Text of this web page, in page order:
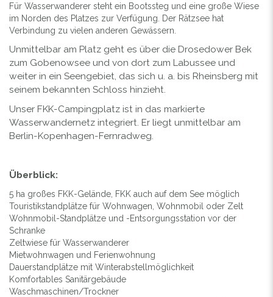
Für Wasserwanderer steht ein Bootssteg und eine große Wiese
im Norden des Platzes zur Verfügung. Der Rätzsee hat
Verbindung zu vielen anderen Gewässern.
Unmittelbar am Platz geht es über die Drosedower Bek
zum Gobenowsee und von dort zum Labussee und
weiter in ein Seengebiet, das sich u. a. bis Rheinsberg mit
seinem bekannten Schloss hinzieht.
Unser FKK-Campingplatz ist in das markierte
Wasserwandernetz integriert. Er liegt unmittelbar am
Berlin-Kopenhagen-Fernradweg.
Überblick:
5 ha großes FKK-Gelände, FKK auch auf dem See möglich
Touristikstandplätze für Wohnwagen, Wohnmobil oder Zelt
Wohnmobil-Standplätze und -Entsorgungsstation vor der
Schranke
Zeltwiese für Wasserwanderer
Mietwohnwagen und Ferienwohnung
Dauerstandplätze mit Winterabstellmöglichkeit
Komfortables Sanitärgebäude
Waschmaschinen/Trockner